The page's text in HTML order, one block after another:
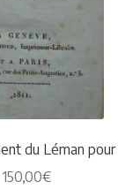
du Léman pour
150,00€